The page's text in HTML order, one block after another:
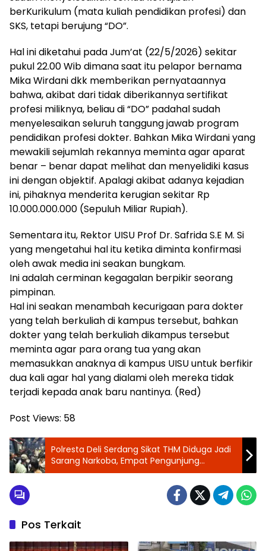
berKurikulum (mata kuliah pendidikan profesi) dan
SKS, tetapi berujung “DO”.
Hal ini diketahui pada Jum’at (22/5/2026) sekitar
pukul 22.00 Wib dimana saat itu pelapor bernama
Mika Wirdani dkk memberikan pernyataannya
bahwa, akibat dari tidak diberikannya sertifikat
profesi miliknya, beliau di “DO” padahal sudah
menyelesaikan seluruh tanggung jawab program
pendidikan profesi dokter. Bahkan Mika Wirdani yang
mewakili sejumlah rekannya meminta agar aparat
benar – benar dapat melihat dan menyelidiki kasus
ini dengan objektif. Apalagi akibat adanya kejadian
ini, pihaknya menderita kerugian sekitar Rp
10.000.000.000 (Sepuluh Miliar Rupiah).
Sementara itu, Rektor UISU Prof Dr. Safrida S.E M. Si
yang mengetahui hal itu ketika diminta konfirmasi
oleh awak media ini seakan bungkam.
Ini adalah cerminan kegagalan berpikir seorang
pimpinan.
Hal ini seakan menambah kecurigaan para dokter
yang telah berkuliah di kampus tersebut, bahkan
dokter yang telah berkuliah dikampus tersebut
meminta agar para orang tua yang akan
memasukkan anaknya di kampus UISU untuk berfikir
dua kali agar hal yang dialami oleh mereka tidak
terjadi kepada anak baru nantinya. (Red)
Post Views: 58
Polresta Deli Serdang Sikat THM Diduga Jadi
Sarang Narkoba, Empat Pengunjung
Diamankan
Pos Terkait